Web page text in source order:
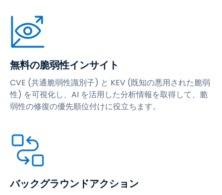
無料の脆弱性インサイト
CVE (共通脆弱性識別子) と KEV (既知の悪用された脆弱
性) を可視化し、AI を活用した分析情報を取得して、脆
弱性の修復の優先順位付けに役立ちます。
バックグラウンドアクション